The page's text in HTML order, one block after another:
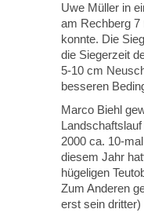
Uwe Müller in
am Rechberg 7
konnte. Die
die Siegerzeit
5-10 cm
besseren
Marco Biehl
2000 ca. 10-
diesem Jahr
hügeligen
Zum Anderen
erst sein